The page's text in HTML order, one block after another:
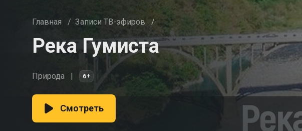
Главная / Записи ТВ-эфиров /
Река Гумиста
Природа 6+
Смотреть